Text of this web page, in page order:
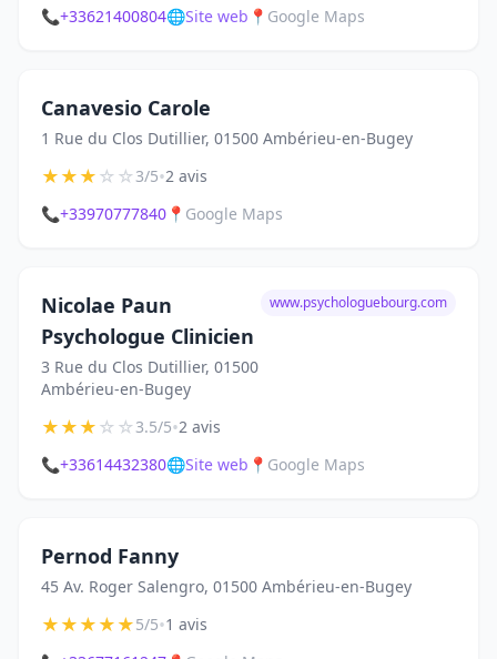
📞+33621400804🌐Site web 📍 Google Maps
Canavesio Carole
1 Rue du Clos Dutillier, 01500 Ambérieu-en-Bugey
★★★☆☆3/5•2 avis
📞+33970777840 📍 Google Maps
Nicolae Paun
Psychologue Clinicien
3 Rue du Clos Dutillier, 01500
Ambérieu-en-Bugey
www.psychologuebourg.com
★★★☆☆3.5/5•2 avis
📞+33614432380🌐Site web 📍 Google Maps
Pernod Fanny
45 Av. Roger Salengro, 01500 Ambérieu-en-Bugey
★★★★★5/5•1 avis